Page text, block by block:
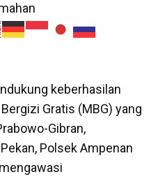
keberhasilan
Bergizi Gratis (MBG) yang
Gibran,
Polsek Ampenan